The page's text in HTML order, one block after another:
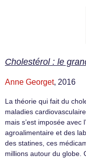
Cholestérol : le
Anne Georget, 2016
La théorie qui fait du
maladies
mais s’est imposée avec
agroalimentaire et des
des statines, ces
millions autour du globe.